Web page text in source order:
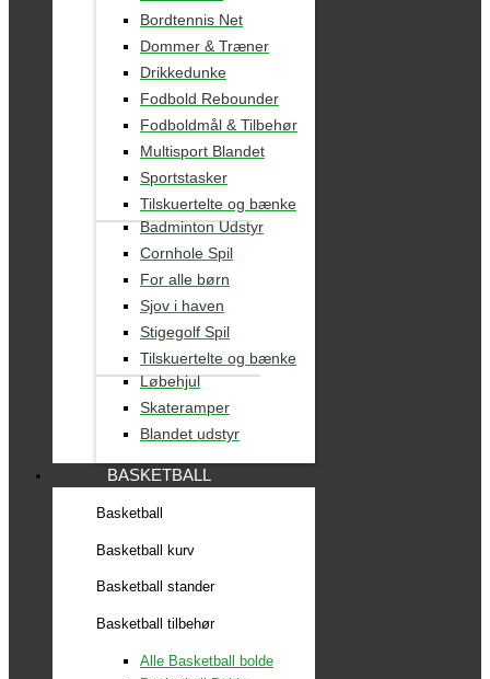
Bordtennis Net
Dommer & Træner
Drikkedunke
Fodbold Rebounder
Fodboldmål & Tilbehør
Multisport Blandet
Sportstasker
Tilskuertelte og bænke
Badminton Udstyr
Cornhole Spil
For alle børn
Sjov i haven
Stigegolf Spil
Tilskuertelte og bænke
Løbehjul
Skateramper
Blandet udstyr
BASKETBALL
Basketball
Basketball kurv
Basketball stander
Basketball tilbehør
Alle Basketball bolde